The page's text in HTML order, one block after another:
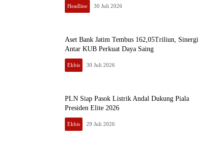
Headline 30 Juli 2026
Aset Bank Jatim Tembus 162,05Triliun, Sinergi
Antar KUB Perkuat Daya Saing
Ekbis 30 Juli 2026
PLN Siap Pasok Listrik Andal Dukung Piala
Presiden Elite 2026
Ekbis 29 Juli 2026